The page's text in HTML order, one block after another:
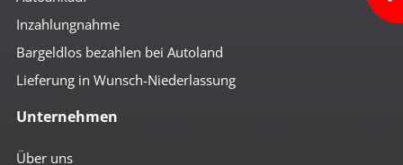
Inzahlungnahme
Bargeldlos bezahlen bei Autoland
Lieferung in Wunsch-Niederlassung
Unternehmen
Über uns